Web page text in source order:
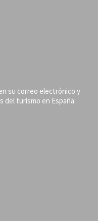
su correo electrónico y
del turismo en España.